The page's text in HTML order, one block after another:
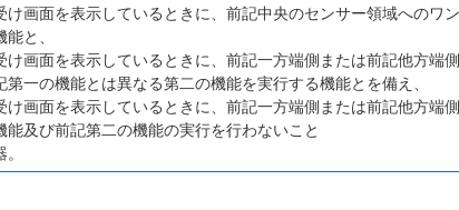
け画面を表示しているときに、前記中央のセンサー領域へのワ
と、
け画面を表示しているときに、前記一方端側または前記他方端
一の機能とは異なる第二の機能を実行する機能とを備え、
け画面を表示しているときに、前記一方端側または前記他方端
能及び前記第二の機能の実行を行わないこと